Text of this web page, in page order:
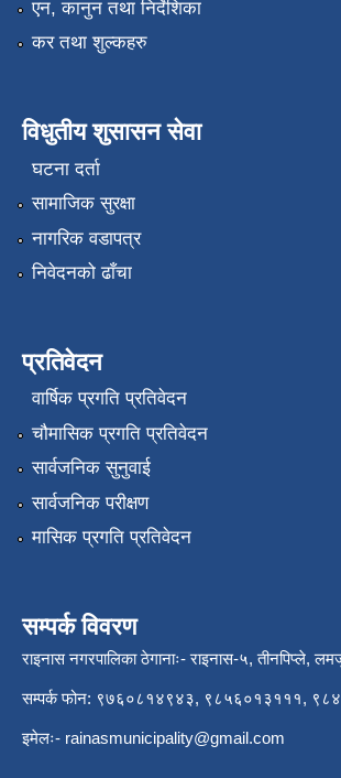
एन, कानुन तथा निर्देशिका
कर तथा शुल्कहरु
विधुतीय शुसासन सेवा
घटना दर्ता
सामाजिक सुरक्षा
नागरिक वडापत्र
निवेदनको ढाँचा
प्रतिवेदन
वार्षिक प्रगति प्रतिवेदन
चौमासिक प्रगति प्रतिवेदन
सार्वजनिक सुनुवाई
सार्वजनिक परीक्षण
मासिक प्रगति प्रतिवेदन
सम्पर्क विवरण
राइनास नगरपालिका ठेगानाः- राइनास-५, तीनपिप्ले,
सम्पर्क फोन: ९७६०८१४९४३, ९८५६०१३१११,
इमेलः- rainasmunicipality@gmail.com